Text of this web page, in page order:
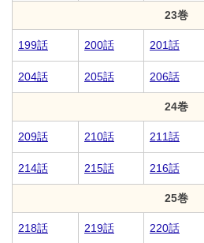
23巻
199話 200話 201話
204話 205話 206話
24巻
209話 210話 211話
214話 215話 216話
25巻
218話 219話 220話